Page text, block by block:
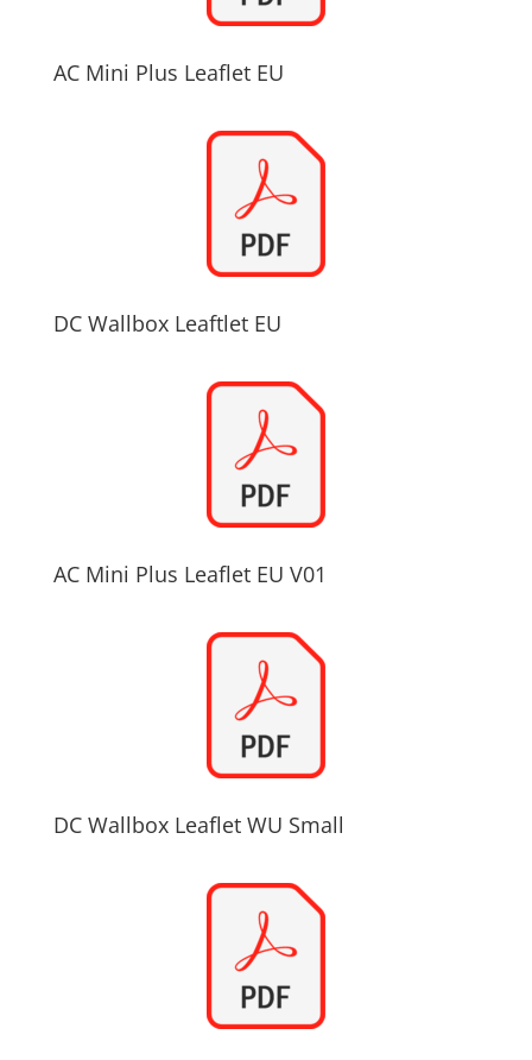
AC Mini Plus Leaflet EU
DC Wallbox Leaftlet EU
AC Mini Plus Leaflet EU V01
DC Wallbox Leaflet WU Small